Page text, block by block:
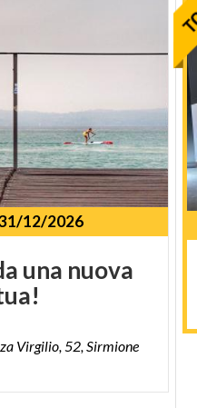
12/2026
una nuova
Virgilio, 52, Sirmione